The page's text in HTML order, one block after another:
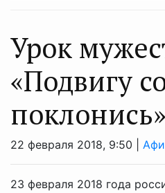
Урок
«Подвигу
поклонись»
22 февраля 2018, 9:50 |
23 февраля 2018 года